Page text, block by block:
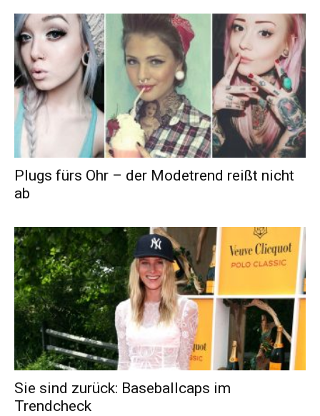
Plugs fürs Ohr – der Modetrend reißt nicht
ab
Sie sind zurück: Baseballcaps im
Trendcheck